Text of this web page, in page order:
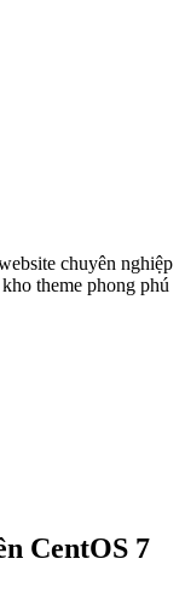
chuyên nghiệp
theme phong phú
CentOS 7